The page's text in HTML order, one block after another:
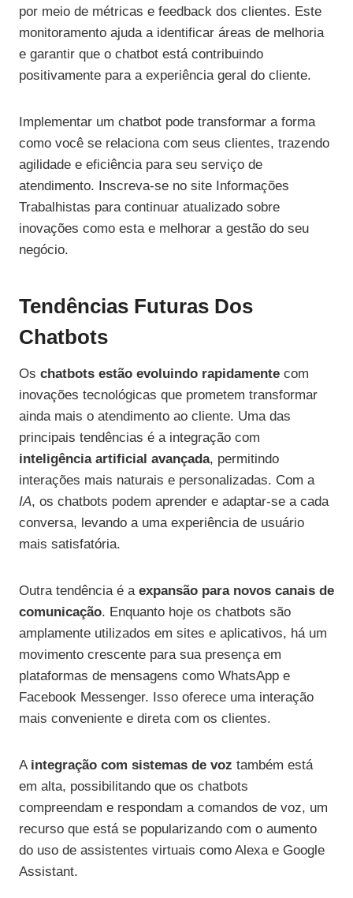
por meio de métricas e feedback dos clientes. Este
monitoramento ajuda a identificar áreas de melhoria
e garantir que o chatbot está contribuindo
positivamente para a experiência geral do cliente.
Implementar um chatbot pode transformar a forma
como você se relaciona com seus clientes, trazendo
agilidade e eficiência para seu serviço de
atendimento. Inscreva-se no site Informações
Trabalhistas para continuar atualizado sobre
inovações como esta e melhorar a gestão do seu
negócio.
Tendências Futuras Dos
Chatbots
Os chatbots estão evoluindo rapidamente com
inovações tecnológicas que prometem transformar
ainda mais o atendimento ao cliente. Uma das
principais tendências é a integração com
inteligência artificial avançada, permitindo
interações mais naturais e personalizadas. Com a
IA, os chatbots podem aprender e adaptar-se a cada
conversa, levando a uma experiência de usuário
mais satisfatória.
Outra tendência é a expansão para novos canais de
comunicação. Enquanto hoje os chatbots são
amplamente utilizados em sites e aplicativos, há um
movimento crescente para sua presença em
plataformas de mensagens como WhatsApp e
Facebook Messenger. Isso oferece uma interação
mais conveniente e direta com os clientes.
A integração com sistemas de voz também está
em alta, possibilitando que os chatbots
compreendam e respondam a comandos de voz, um
recurso que está se popularizando com o aumento
do uso de assistentes virtuais como Alexa e Google
Assistant.